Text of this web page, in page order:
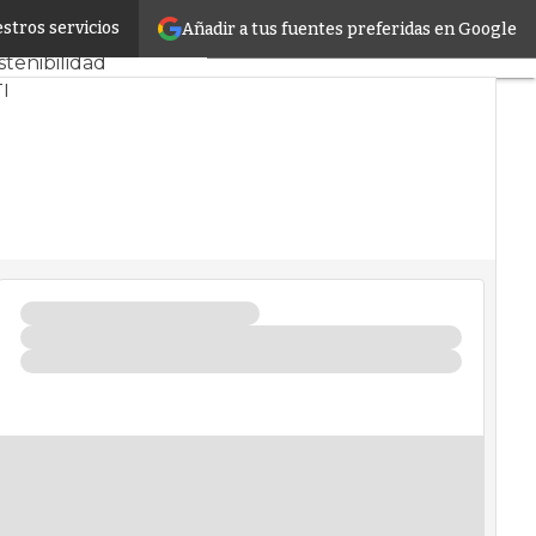
Añadir a tus fuentes preferidas en Google
servicios
y Mercado